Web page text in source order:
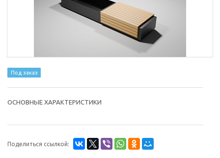
Под заказ
ОСНОВНЫЕ ХАРАКТЕРИСТИКИ
Поделиться ссылкой: